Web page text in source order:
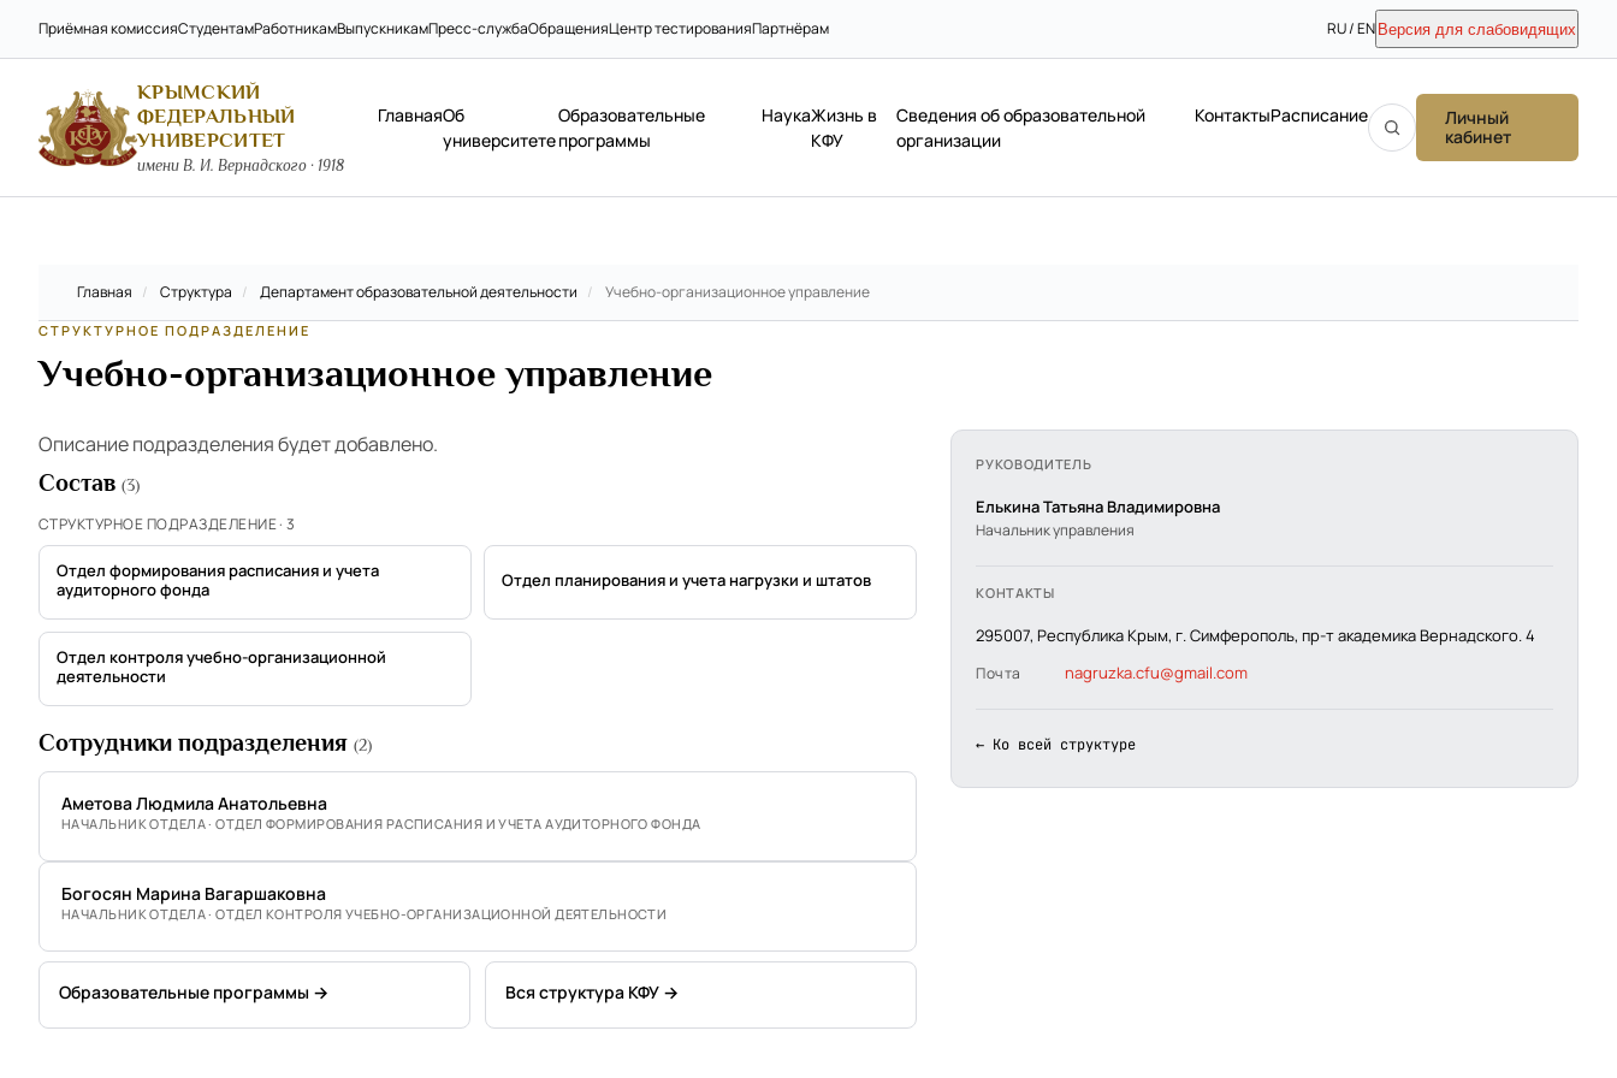
Приёмная комиссияСтудентамРаботникамВыпускникамПресс-службаОбращенияЦентр тестированияПартнёрам RU / EN Версия для слабовидящих
КРЫМСКИЙ
ФЕДЕРАЛЬНЫЙ
УНИВЕРСИТЕТ
имени В. И. Вернадского · 1918
ГлавнаяОб
университете
Образовательные
программы
НаукаЖизнь в
КФУ
Сведения об образовательной
организации
КонтактыРасписание
Личный
кабинет
Главная / Структура / Департамент образовательной деятельности / Учебно-организационное управление
СТРУКТУРНОЕ ПОДРАЗДЕЛЕНИЕ
Учебно-организационное управление
Описание подразделения будет добавлено.
Состав (3)
СТРУКТУРНОЕ ПОДРАЗДЕЛЕНИЕ · 3
Отдел формирования расписания и учета
аудиторного фонда
Отдел планирования и учета нагрузки и штатов
Отдел контроля учебно-организационной
деятельности
Сотрудники подразделения (2)
Аметова Людмила Анатольевна
НАЧАЛЬНИК ОТДЕЛА · ОТДЕЛ ФОРМИРОВАНИЯ РАСПИСАНИЯ И УЧЕТА АУДИТОРНОГО ФОНДА
Богосян Марина Вагаршаковна
НАЧАЛЬНИК ОТДЕЛА · ОТДЕЛ КОНТРОЛЯ УЧЕБНО-ОРГАНИЗАЦИОННОЙ ДЕЯТЕЛЬНОСТИ
Образовательные программы → Вся структура КФУ →
РУКОВОДИТЕЛЬ
Елькина Татьяна Владимировна
Начальник управления
КОНТАКТЫ
295007, Республика Крым, г. Симферополь, пр-т академика Вернадского. 4
Почта nagruzka.cfu@gmail.com
← Ко всей структуре